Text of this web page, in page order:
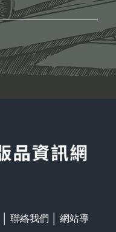
聯絡我們
網站導